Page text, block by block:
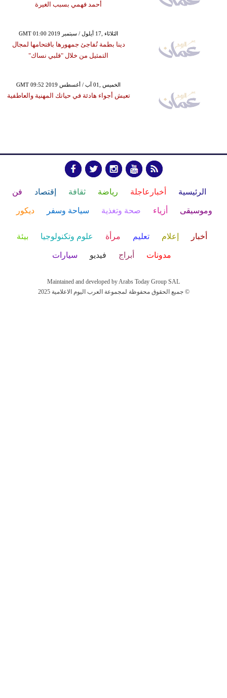
أحمد فهمي بسبب الغيرة
GMT 01:00 2019 الثلاثاء ,17 أيلول / سبتمبر
دينا بطمة تُفاجئ جمهورها باقتحامها لمجال
التمثيل من خلال "قلبي نساك"
GMT 09:52 2019 الخميس ,01 آب / أغسطس
تعيش أجواء هادئة في حياتك المهنية والعاطفية
الرئيسية أخبارعاجلة رياضة ثقافة إقتصاد فن
وموسيقى أزياء صحة وتغذية سياحة وسفر ديكور
أخبار إعلام تعليم مرأة علوم وتكنولوجيا بيئة
مدونات أبراج فيديو سيارات
Maintained and developed by Arabs Today Group SAL
جميع الحقوق محفوظة لمجموعة العرب اليوم الاعلامية 2025 ©